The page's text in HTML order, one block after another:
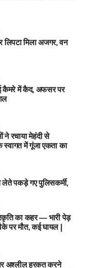
लिपटा मिला अजगर, वन
कैमरे में कैद, अफसर पर
ने रचाया मेहंदी से
स्वागत में गूंजा एकता का
लेते पकड़े गए पुलिसकर्मी,
का कहर — भारी पेड़
पर मौत, कई घायल |
अश्लील हरकत करने